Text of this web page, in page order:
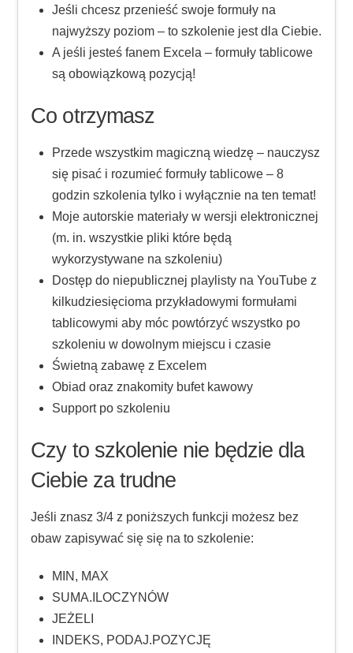
Jeśli chcesz przenieść swoje formuły na
najwyższy poziom – to szkolenie jest dla Ciebie.
A jeśli jesteś fanem Excela – formuły tablicowe
są obowiązkową pozycją!
Co otrzymasz
Przede wszystkim magiczną wiedzę – nauczysz
się pisać i rozumieć formuły tablicowe – 8
godzin szkolenia tylko i wyłącznie na ten temat!
Moje autorskie materiały w wersji elektronicznej
(m. in. wszystkie pliki które będą
wykorzystywane na szkoleniu)
Dostęp do niepublicznej playlisty na YouTube z
kilkudziesięcioma przykładowymi formułami
tablicowymi aby móc powtórzyć wszystko po
szkoleniu w dowolnym miejscu i czasie
Świetną zabawę z Excelem
Obiad oraz znakomity bufet kawowy
Support po szkoleniu
Czy to szkolenie nie będzie dla
Ciebie za trudne
Jeśli znasz 3/4 z poniższych funkcji możesz bez
obaw zapisywać się się na to szkolenie:
MIN, MAX
SUMA.ILOCZYNÓW
JEŻELI
INDEKS, PODAJ.POZYCJĘ